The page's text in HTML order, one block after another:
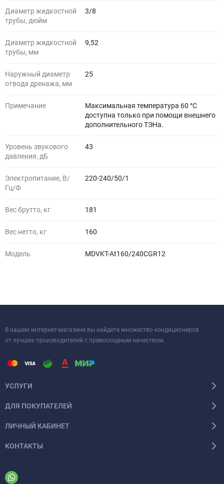
Диаметр жидкостной
трубы, дюйм
3/8
Диаметр жидкостной
трубы, мм
9,52
Наружный диаметр
отвода дренажа, мм
25
Примечание
Максимальная температура 60 °C
доступна только при помощи внешнего
дополнительного ТЭНа.
Уровень звукового
давления, дБ
43
Электропитание, В/
Гц/Ф
220-240/50/1
Вес брутто, кг 181
Вес нетто, кг 160
Модель MDVKT-At160/240CGR12
В нашем интернет-магазине вы найдете множество кондиционеров
от лучших производителей с превосходным качеством.
УСЛУГИ
ДЛЯ ПОКУПАТЕЛЕЙ
ЛИЧНЫЙ КАБИНЕТ
КОНТАКТЫ